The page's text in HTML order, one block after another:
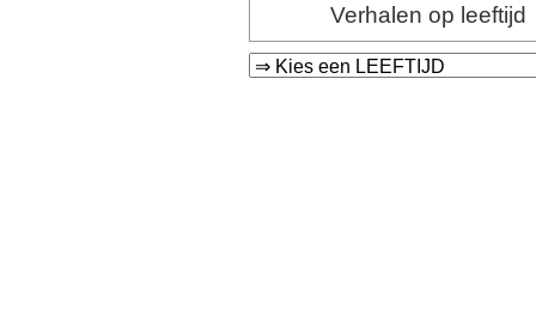
Verhalen op leeftijd